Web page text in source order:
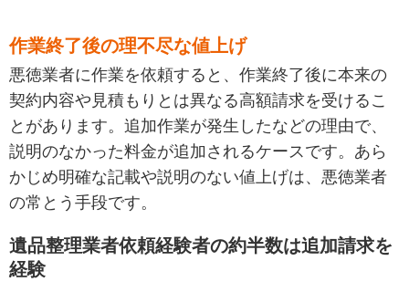
作業終了後の理不尽な値上げ
悪徳業者に作業を依頼すると、作業終了後に本来の
契約内容や見積もりとは異なる高額請求を受けるこ
とがあります。追加作業が発生したなどの理由で、
説明のなかった料金が追加されるケースです。あら
かじめ明確な記載や説明のない値上げは、悪徳業者
の常とう手段です。
遺品整理業者依頼経験者の約半数は追加請求を
経験